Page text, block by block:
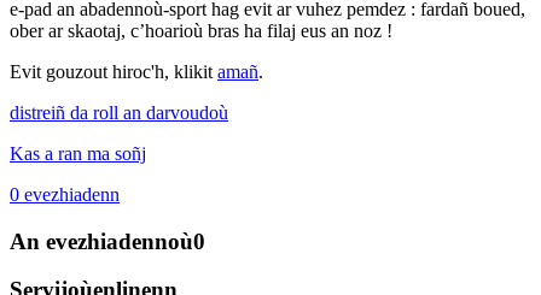
e-pad an abadennoù-sport hag evit ar vuhez pemdez : fardañ boued,
ober ar skaotaj, c’hoarioù bras ha filaj eus an noz !
Evit gouzout hiroc'h, klikit amañ.
distreiñ da roll an darvoudoù
Kas a ran ma soñj
0 evezhiadenn
An evezhiadennoù0